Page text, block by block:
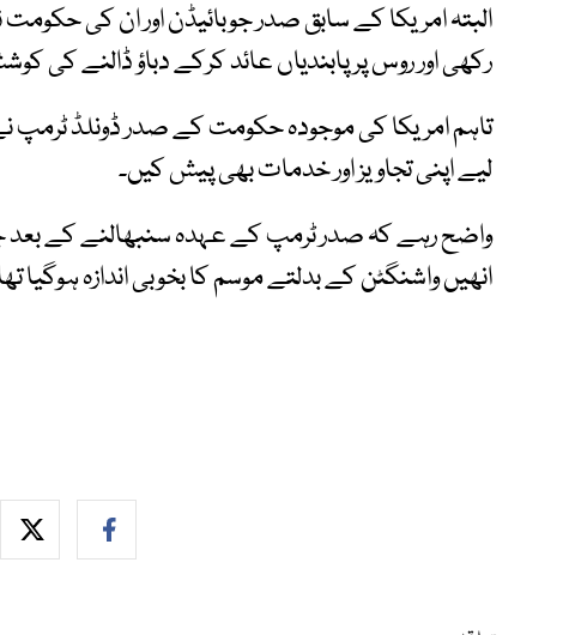
البتہ امریکا کے سابق صدر جوبائیڈن اور ان کی
رکھی اور روس پر پابندیاں عائد کرکے دباؤ ڈالنے کی
تاہم امریکا کی موجودہ حکومت کے صدر ڈونلڈ ٹرمپ
لیے اپنی تجاویز اور خدمات بھی پیش کیں۔
واضح رہے کہ صدر ٹرمپ کے عہدہ سنبھالنے کے
انھیں واشنگٹن کے بدلتے موسم کا بخوبی اندازہ ہوگیا